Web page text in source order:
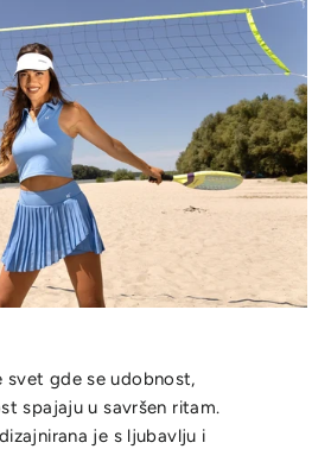
svet gde se udobnost,
spajaju u savršen ritam.
je s ljubavlju i